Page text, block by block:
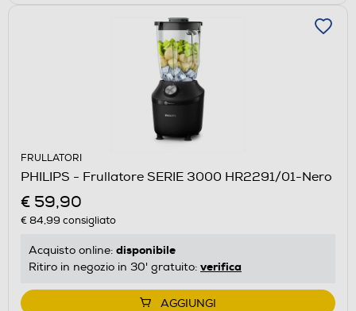
FRULLATORI
PHILIPS - Frullatore SERIE 3000 HR2291/01-Nero
€ 59,90
€ 84,99 consigliato
Acquisto online: disponibile
Ritiro in negozio in 30' gratuito: verifica
AGGIUNGI